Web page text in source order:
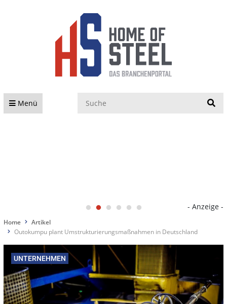
Menü
- Anzeige -
Home
Artikel
Outokumpu plant Umstrukturierungsmaßnahmen in Deutschland
UNTERNEHMEN